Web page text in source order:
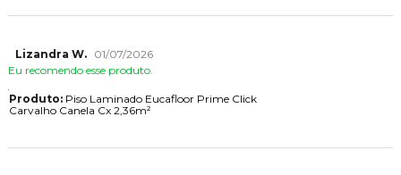
Lizandra W.
01/07/2026
Eu recomendo esse produto.
Produto:Piso Laminado Eucafloor Prime Click
Carvalho Canela Cx 2,36m²